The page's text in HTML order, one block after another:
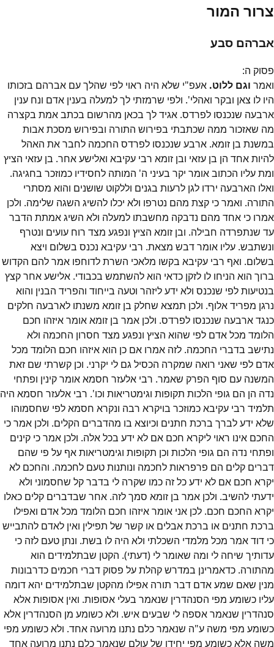
צרור המור
אברהם סבע
פסוק ה:
ואמר וגם ללוט. אעפ"י שלא היה ראוי לפי שהלך עם אברהם בזכותו
היו לו צאן ובקר ואהלי'. ולפי שרמזתי לך למעלה בענין אדם ונח ענין
ארבעה שנכנסו לפרדס. אגיד לך בכאן מהרשום בכתב אמת בקצרה
מה שאזכור ממה שכתבתי בפירוש התורה ובפירוש מסכת אבות
במשנת בן זומא. ארבע שנכנסו לפרדס החכמה לחבר את האהל
להיות אחד הן בן עזאי ובן זומא רבי עקיבא ואלישע אחר. בן עזאי הציץ
ומת עליו הכתוב אומר יקר בעיני ה' המותה לחסידיו כמוזכר בחגיגה.
ואלו הארבעה ירדו לגן לרעות בגנים וללקוט שושנים והוא מסתרי
התורה. ואמר כי קצת מהם נטרפו ולא יכלו להשיג השגה שלימה. ולכן
אמרו כי אחד מהם נדבקה מחשבתו למעלה ולא השיג אמתת הדבר
עד שנתפרדה חבילה. ובן זומא הציץ ונפגע מצד רוח עועים ונטרף
ונשתבש. עליו אומר דבש מצאת. רבי עקיבא נכנס בשלום ויצא
בשלום. ואף רבי עקיבא בקשו מלאכי השרת לדוחפו אמר להם הקדוש
ברוך הוא הניחו לו לזקן כדאי הוא להשתמש בכבודי. אלישע אחר קצץ
בנטיעות לפי שנכנס ולא ידע ליזהר וטעה בייחוד והפריד הבנין והוא
נרגן מפריד אלוף. ולכן תמצא שחלק בן זומא משנתו לארבעה חלקים
כנגד ארבעה שנכנסו לפרדס. ולכן אמר בן זומא אומר איזהו חכם
הלומד מכל אדם לפי שהוא הציץ ונפגע מצד חסרון החכמה ולא
נתישב בדברי החכמה. לזה אמרו אם כן הוא איזהו חכם הלומד מכל
אדם לפי שאני רואה שמקרה הכסיל גם לי יקרני. וכן קשרתי שם זאת
המשנה עם סוף הפרק שאמר. רבי אלעזר חסמא אומר קינין ופתחי
נדה הן הם גופי הלכות תקופות וגימטריאות וכו'. רבי אלעזר חסמא היה
תלמיד רבי עקיבא כמוזכר בויקרא רבה ונקרא חסמא לפי שחסמוהו
שלא ידע לברך ברכת חתנים וכיוצא בו מהדברים הקלים. ולכן אמר כי
החכם אינו ראוי ליקרא חכם אם לא ידע בכל אלה. ולכן אמר כי קינים
ופתחי נדה הם גופי הלכות וכן תקופות וגימטריאות אף על פי שהם
דברים קלים הם פרפראות לחכמה ונותנות טעם לחכמה. והחכם לא
יקרא חכם אם לא ידע כל זה כמו שקרה לי בדבר קל שחסמוני ולא
ידעתי להשיב. ולכן אמר בן זומא סמך לזה. אחר שבדברים קלים כאלו
יקרא החכם חכם. לכן אני אומר איזהו חכם הלומד מכל אדם ואפילו
ברכת חתנים או ברכת אבלים או קשר של תפילין ואין לאדם להתבייש
כי דוד אמר מכל מלמדי השכלתי ולא היה לו בשת. ונתן טעם לזה כי
עדותיך שיחה לי ומה שאומר לי (דעתי). הקטן שבתלמידים הוא
מהתורה. כדאמרינן במדרש קהלת על פסוק דברי חכמים כדרבונות
מנין שאם שמע אדם דבר תורה אפילו מהקטן שבתלמידים יהא דומה
עליו כשומע מפי הסנהדרין שנאמר בעלי אסופות. ואין אסופות אלא
סנהדרין שנאמר אספה לי שבעים איש. ולא כשומע מן הסנהדרין אלא
כשומע מפי משה ע"ה שנאמר כלם נתנו מרועה אחד. ולא כשומע מפי
משה אלא כשומע מפי יחידו של עולם שנאמר כלם נתנו מרועה אחד